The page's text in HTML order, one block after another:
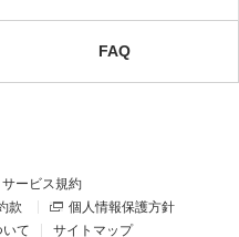
FAQ
サービス規約
款
個人情報保護方針
て
サイトマップ